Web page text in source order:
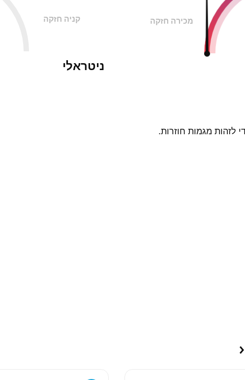
מכירה חזקה קניה חזקה
ניטראלי
לזהות מגמות חוזרות.